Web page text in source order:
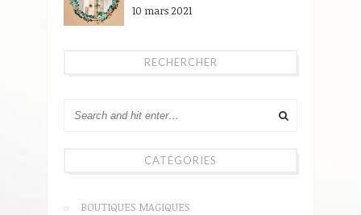
10 mars 2021
RECHERCHER
CATÉGORIES
BOUTIQUES MAGIQUES